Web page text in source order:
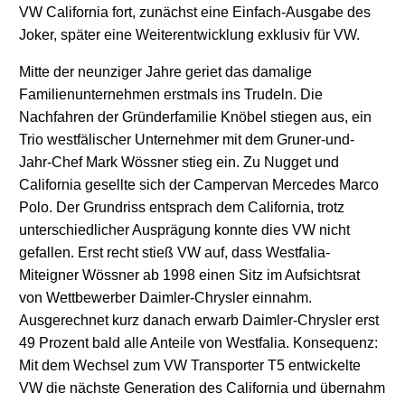
VW California fort, zunächst eine Einfach-Ausgabe des
Joker, später eine Weiterentwicklung exklusiv für VW.
Mitte der neunziger Jahre geriet das damalige
Familienunternehmen erstmals ins Trudeln. Die
Nachfahren der Gründerfamilie Knöbel stiegen aus, ein
Trio westfälischer Unternehmer mit dem Gruner-und-
Jahr-Chef Mark Wössner stieg ein. Zu Nugget und
California gesellte sich der Campervan Mercedes Marco
Polo. Der Grundriss entsprach dem California, trotz
unterschiedlicher Ausprägung konnte dies VW nicht
gefallen. Erst recht stieß VW auf, dass Westfalia-
Miteigner Wössner ab 1998 einen Sitz im Aufsichtsrat
von Wettbewerber Daimler-Chrysler einnahm.
Ausgerechnet kurz danach erwarb Daimler-Chrysler erst
49 Prozent bald alle Anteile von Westfalia. Konsequenz:
Mit dem Wechsel zum VW Transporter T5 entwickelte
VW die nächste Generation des California und übernahm